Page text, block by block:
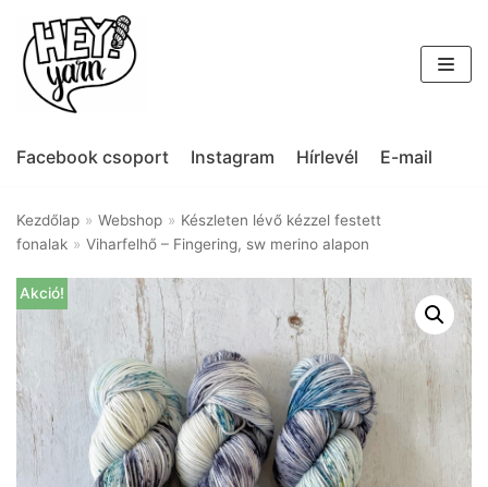
Skip
to
content
Facebook csoport Instagram Hírlevél E-mail
Kezdőlap » Webshop » Készleten lévő kézzel festett
fonalak » Viharfelhő – Fingering, sw merino alapon
Akció!